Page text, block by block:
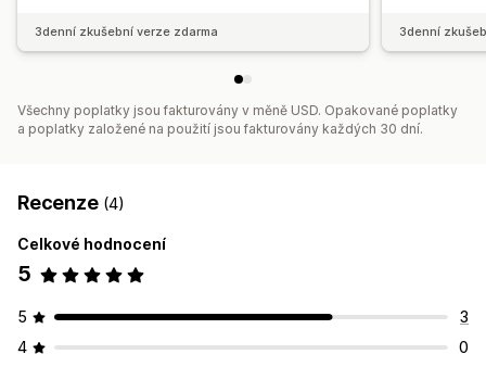
3denní zkušební verze zdarma 3denní
Všechny poplatky jsou fakturovány v měně USD. Opakované poplatky
a poplatky založené na použití jsou fakturovány každých 30 dní.
Recenze (4)
Celkové hodnocení
5
5
3
4
0